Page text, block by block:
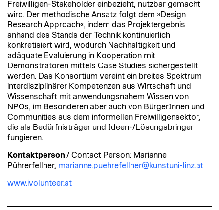
Freiwilligen-Stakeholder einbezieht, nutzbar gemacht
wird. Der methodische Ansatz folgt dem »Design
Research Approach«, indem das Projektergebnis
anhand des Stands der Technik kontinuierlich
konkretisiert wird, wodurch Nachhaltigkeit und
adäquate Evaluierung in Kooperation mit
Demonstratoren mittels Case Studies sichergestellt
werden. Das Konsortium vereint ein breites Spektrum
interdisziplinärer Kompetenzen aus Wirtschaft und
Wissenschaft mit anwendungsnahem Wissen von
NPOs, im Besonderen aber auch von BürgerInnen und
Communities aus dem informellen Freiwilligensektor,
die als Bedürfnisträger und Ideen-/Lösungsbringer
fungieren.
Kontaktperson / Contact Person: Marianne
Pührerfellner, marianne.puehrefellner@kunstuni-linz.at
www.ivolunteer.at